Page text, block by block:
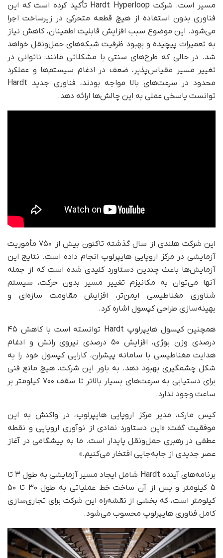
مسیر است. شرکت Hardt Hyperloop تأکید کرده است که این
فناوری بدون استفاده از هیچ قطعه متحرکی در زیرساخت اجرا
می‌شود. این موضوع سبب افزایش قابلیت اطمینان، کاهش نیاز
به تعمیرات پیچیده و بهبود ظرفیت شبکه‌های حمل‌ونقل خواهد
شد. در حالی‌ که طرح‌های سنتی با مشکلاتی مانند: ناتوانی در
تغییر مسیر مقیاس‌پذیر، ضعف در ادغام سیستم‌ها و عملکرد
محدود در سرعت‌های بالا مواجه بودند، فناوری جدید Hardt
توانست پاسخی عملی به این چالش‌ها ارائه دهد.
این شرکت هلندی از سال گذشته تاکنون بیش از ۷۵۰ مأموریت
آزمایشی در مرکز اروپایی هایپرلوپ انجام داده است. نتایج این
آزمایش‌ها باعث چندین دستاورد کلیدی شده است که از جمله
آنها می‌توان به مکانیزم تغییر مسیر بدون حرکت، سیستم
شناوری مغناطیسی ایمن‌تر، افزایش مقاومت سازه‌ای و
بهینه‌سازی طراحی کپسول اشاره کرد.
همچنین کپسول هایپرلوپ Hardt توانسته است با کاهش ۴۵
درصدی وزن بوژی، افزایش ۵۰ درصدی نیروی رانش و ادغام
هدایت مغناطیسی با سامانه پیشران، کارایی کپسول خود را به
شکل چشمگیری بهبود دهد. به باور این شرکت، هیچ مانع فنی
برای دستیابی به سرعت‌های بسیار بالاتر تا سقف ۷۰۰ کیلومتر بر
ساعت وجود ندارد.
کیس مارک، مدیر مرکز اروپایی هایپرلوپ، در واکنش به این
موفقیت گفت: «این دستاورد نمادی از نوآوری اروپایی و نقطه
عطفی در رهبری حمل‌ونقل پایدار است. ما به پیشگامی در آغاز
عصر جدیدی از جابه‌جایی افتخار می‌کنیم.»
برنامه‌های آینده Hardt شامل ایجاد مسیر آزمایشی به طول ۳ تا
۵ کیلومتر و پس از آن ساخت خط عملیاتی به طول ۳۰ تا ۵۰
کیلومتر است، که بخشی از نقشه‌راه این شرکت برای تجاری‌سازی
کامل فناوری هایپرلوپ محسوب می‌شود.